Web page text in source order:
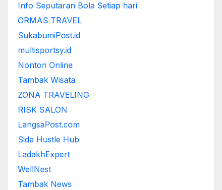
Info Seputaran Bola Setiap hari
ORMAS TRAVEL
SukabumiPost.id
multisportsy.id
Nonton Online
Tambak Wisata
ZONA TRAVELING
RISK SALON
LangsaPost.com
Side Hustle Hub
LadakhExpert
WellNest
Tambak News